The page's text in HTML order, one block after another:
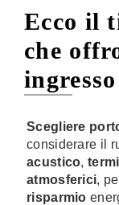
Ecco il
che
Scegliere
considerare il
acustico,
atmosferici,
risparmio